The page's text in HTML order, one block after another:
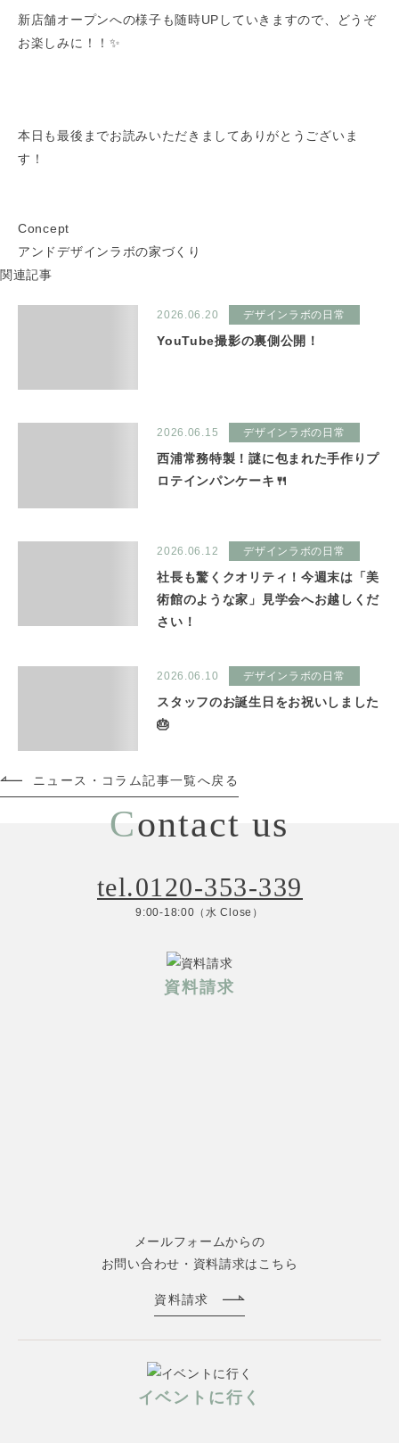
新店舗オープンへの様子も随時UPしていきますので、どうぞ
お楽しみに！！✨
本日も最後までお読みいただきましてありがとうございま
す！
Concept
アンドデザインラボの家づくり
関連記事
2026.06.20 デザインラボの日常
YouTube撮影の裏側公開！
2026.06.15 デザインラボの日常
西浦常務特製！謎に包まれた手作りプ
ロテインパンケーキ🍴
2026.06.12 デザインラボの日常
社長も驚くクオリティ！今週末は「美
術館のような家」見学会へお越しくだ
さい！
2026.06.10 デザインラボの日常
スタッフのお誕生日をお祝いしました
🎂
ニュース・コラム記事一覧へ戻る
Contact us
tel.0120-353-339
9:00-18:00（水 Close）
資料請求
メールフォームからの
お問い合わせ・資料請求はこちら
資料請求
イベントに行く